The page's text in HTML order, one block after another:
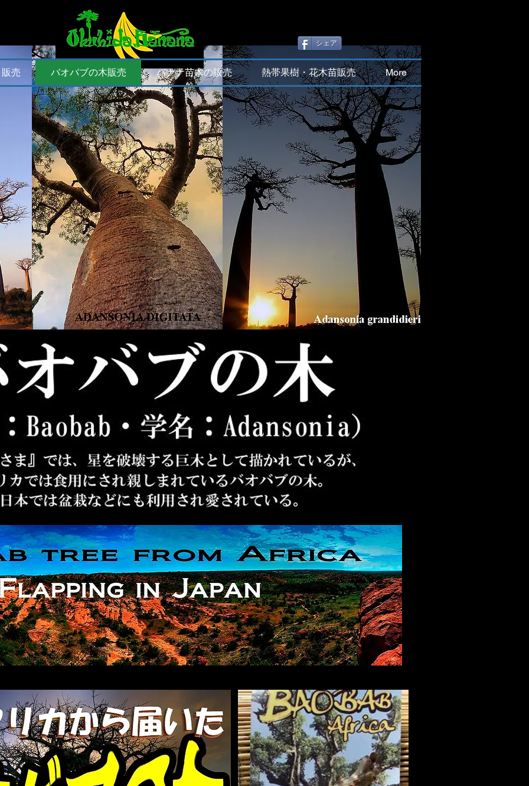
シェア
売 バオバブの木販売 バナナ苗木の販売 熱帯果樹・花木苗販売 More